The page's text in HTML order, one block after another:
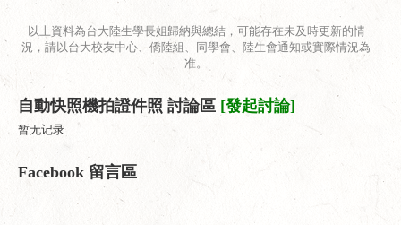
以上資料為台大陸生學長姐歸納與總結，可能存在未及時更新的情
況，請以台大校友中心、僑陸組、同學會、陸生會通知或實際情況為
准。
自動快照機拍證件照 討論區 [發起討論]
暂无记录
Facebook 留言區